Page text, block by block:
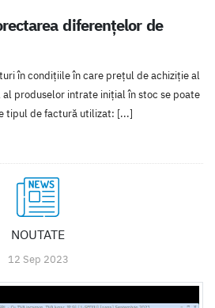
diferențelor de
în condițiile în care prețul de achiziție al
produselor intrate inițial în stoc se poate
tipul de factură utilizat: [...]
NOUTATE
12 Sep 2023